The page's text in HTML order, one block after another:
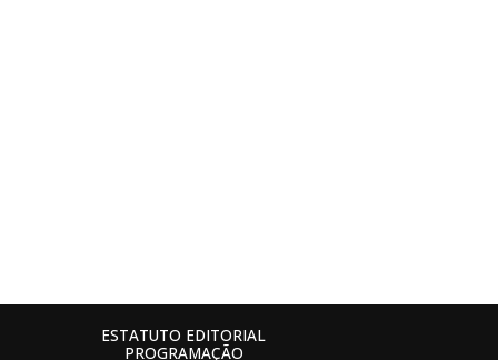
ESTATUTO EDITORIAL
PROGRAMAÇÃO